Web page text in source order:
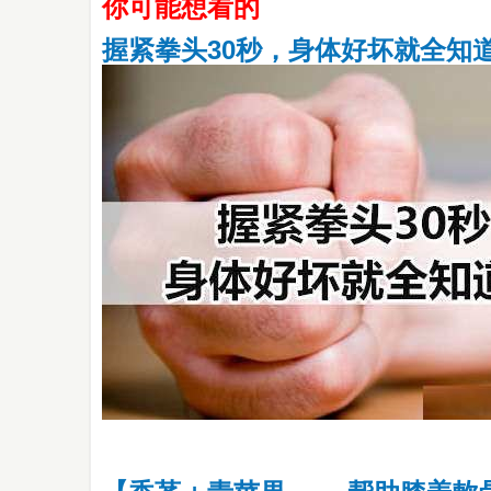
你可能想看的
握紧拳头30秒，身体好坏就全知